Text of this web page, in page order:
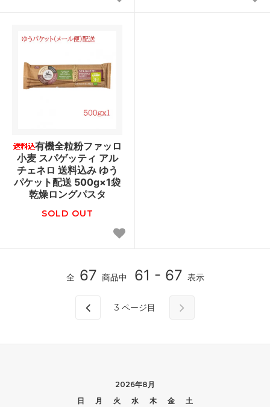
有機全粒粉ファッロ
小麦 スパゲッティ アル
チェネロ 送料込み ゆう
パケット配送 500g×1袋
乾燥ロングパスタ
SOLD OUT
全 67 商品中 61 - 67 表示
3 ページ目
2026年8月
日
月 火 水 木 金
土